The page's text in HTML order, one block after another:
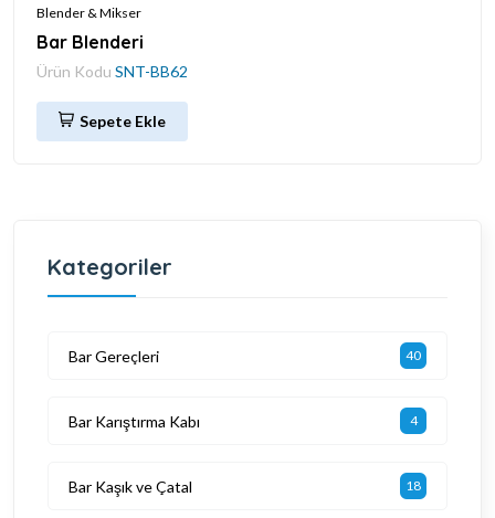
Blender & Mikser
Bar Blenderi
Ürün Kodu SNT-BB62
Sepete Ekle
Kategoriler
Bar Gereçleri 40
Bar Karıştırma Kabı 4
Bar Kaşık ve Çatal 18